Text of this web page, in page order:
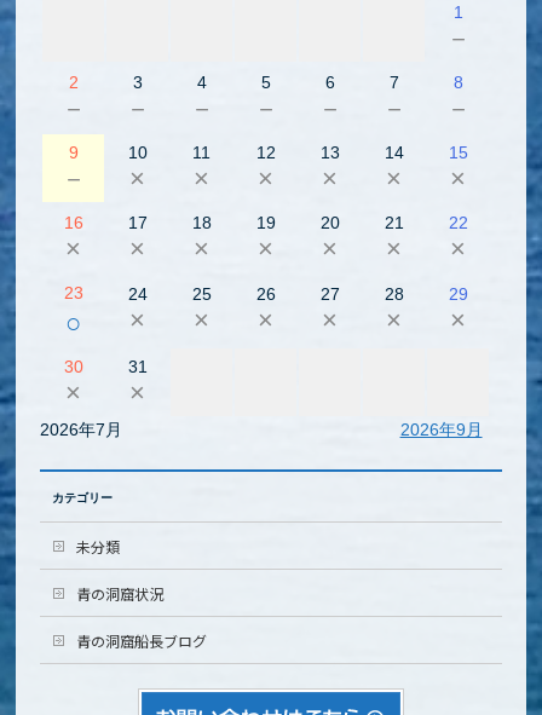
1
－
2
－
3
－
4
－
5
－
6
－
7
－
8
－
9
－
10
×
11
×
12
×
13
×
14
×
15
×
16
×
17
×
18
×
19
×
20
×
21
×
22
×
23
○
24
×
25
×
26
×
27
×
28
×
29
×
30
×
31
×
2026年7月 2026年9月
カテゴリー
未分類
青の洞窟状況
青の洞窟船長ブログ